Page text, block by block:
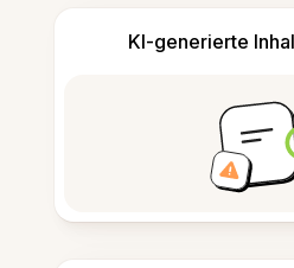
KI-generierte